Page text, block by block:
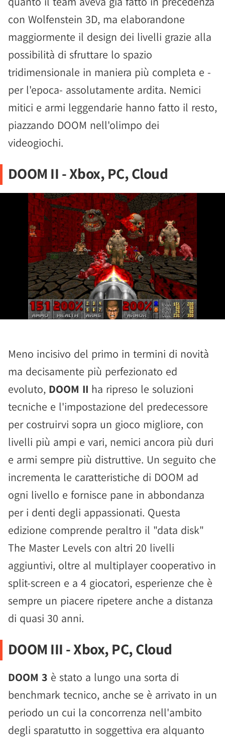
con Wolfenstein 3D, ma elaborandone
maggiormente il design dei livelli grazie alla
possibilità di sfruttare lo spazio
tridimensionale in maniera più completa e -
per l'epoca- assolutamente ardita. Nemici
mitici e armi leggendarie hanno fatto il resto,
piazzando DOOM nell'olimpo dei
videogiochi.
DOOM II - Xbox, PC, Cloud
Meno incisivo del primo in termini di novità
ma decisamente più perfezionato ed
evoluto, DOOM II ha ripreso le soluzioni
tecniche e l'impostazione del predecessore
per costruirvi sopra un gioco migliore, con
livelli più ampi e vari, nemici ancora più duri
e armi sempre più distruttive. Un seguito che
incrementa le caratteristiche di DOOM ad
ogni livello e fornisce pane in abbondanza
per i denti degli appassionati. Questa
edizione comprende peraltro il "data disk"
The Master Levels con altri 20 livelli
aggiuntivi, oltre al multiplayer cooperativo in
split-screen e a 4 giocatori, esperienze che è
sempre un piacere ripetere anche a distanza
di quasi 30 anni.
DOOM III - Xbox, PC, Cloud
DOOM 3 è stato a lungo una sorta di
benchmark tecnico, anche se è arrivato in un
periodo un cui la concorrenza nell'ambito
degli sparatutto in soggettiva era alquanto